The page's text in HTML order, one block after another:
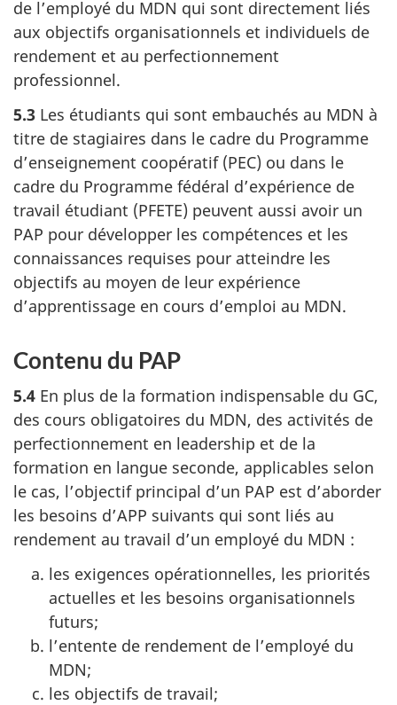
de l’employé du MDN qui sont directement liés
aux objectifs organisationnels et individuels de
rendement et au perfectionnement
professionnel.
5.3 Les étudiants qui sont embauchés au MDN à
titre de stagiaires dans le cadre du Programme
d’enseignement coopératif (PEC) ou dans le
cadre du Programme fédéral d’expérience de
travail étudiant (PFETE) peuvent aussi avoir un
PAP pour développer les compétences et les
connaissances requises pour atteindre les
objectifs au moyen de leur expérience
d’apprentissage en cours d’emploi au MDN.
Contenu du PAP
5.4 En plus de la formation indispensable du GC,
des cours obligatoires du MDN, des activités de
perfectionnement en leadership et de la
formation en langue seconde, applicables selon
le cas, l’objectif principal d’un PAP est d’aborder
les besoins d’APP suivants qui sont liés au
rendement au travail d’un employé du MDN :
les exigences opérationnelles, les priorités
actuelles et les besoins organisationnels
futurs;
l’entente de rendement de l’employé du
MDN;
les objectifs de travail;